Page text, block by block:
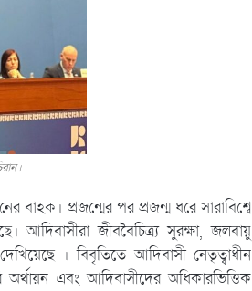
প্রজন্মের পর প্রজন্ম ধরে সারাবিশ্বে
আদিবাসীরা জীববৈচিত্র্য সুরক্ষা, জলবায়ু
। বিবৃতিতে আদিবাসী নেতৃত্বাধীন
অর্থায়ন এবং আদিবাসীদের অধিকারভিত্তিক